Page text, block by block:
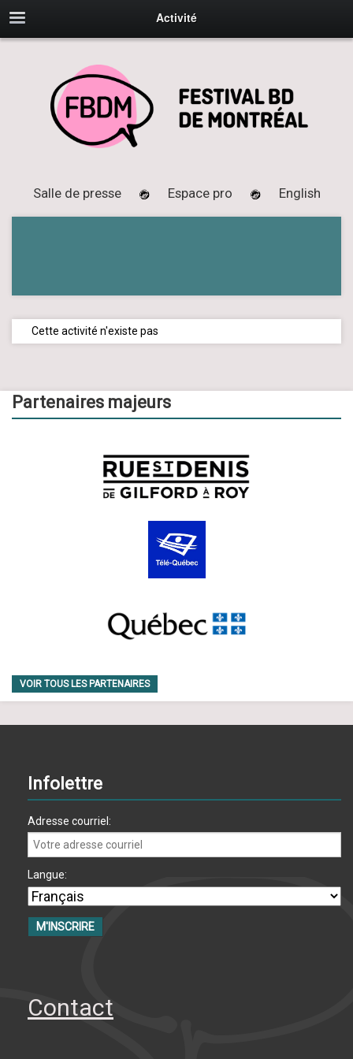
Activité
Salle de presse Espace pro English
Cette activité n'existe pas
Partenaires majeurs
VOIR TOUS LES PARTENAIRES
Infolettre
Adresse courriel:
Langue:
Contact